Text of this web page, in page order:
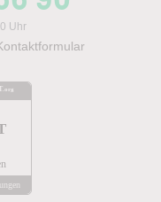
Uhr
.org